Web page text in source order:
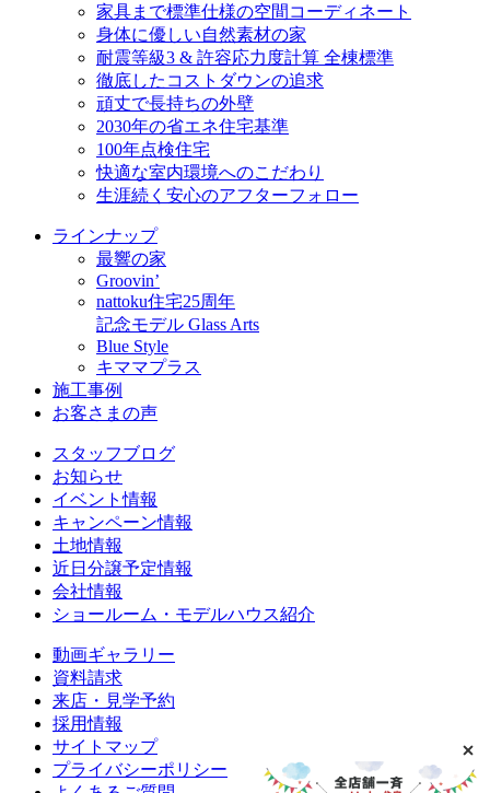
家具まで標準仕様の空間コーディネート
身体に優しい自然素材の家
耐震等級3 & 許容応力度計算 全棟標準
徹底したコストダウンの追求
頑丈で長持ちの外壁
2030年の省エネ住宅基準
100年点検住宅
快適な室内環境へのこだわり
生涯続く安心のアフターフォロー
ラインナップ
最響の家
Groovin’
nattoku住宅25周年
記念モデル Glass Arts
Blue Style
キママプラス
施工事例
お客さまの声
スタッフブログ
お知らせ
イベント情報
キャンペーン情報
土地情報
近日分譲予定情報
会社情報
ショールーム・モデルハウス紹介
動画ギャラリー
資料請求
来店・見学予約
採用情報
サイトマップ
プライバシーポリシー